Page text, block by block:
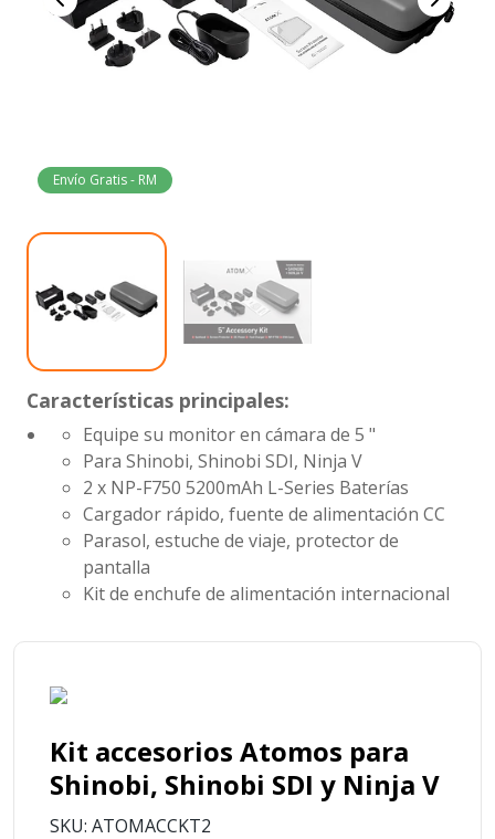
Envío Gratis - RM
Características principales:
Equipe su monitor en cámara de 5 "
Para Shinobi, Shinobi SDI, Ninja V
2 x NP-F750 5200mAh L-Series Baterías
Cargador rápido, fuente de alimentación CC
Parasol, estuche de viaje, protector de
pantalla
Kit de enchufe de alimentación internacional
Kit accesorios Atomos para
Shinobi, Shinobi SDI y Ninja V
SKU: ATOMACCKT2